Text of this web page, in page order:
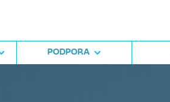
PODPORA